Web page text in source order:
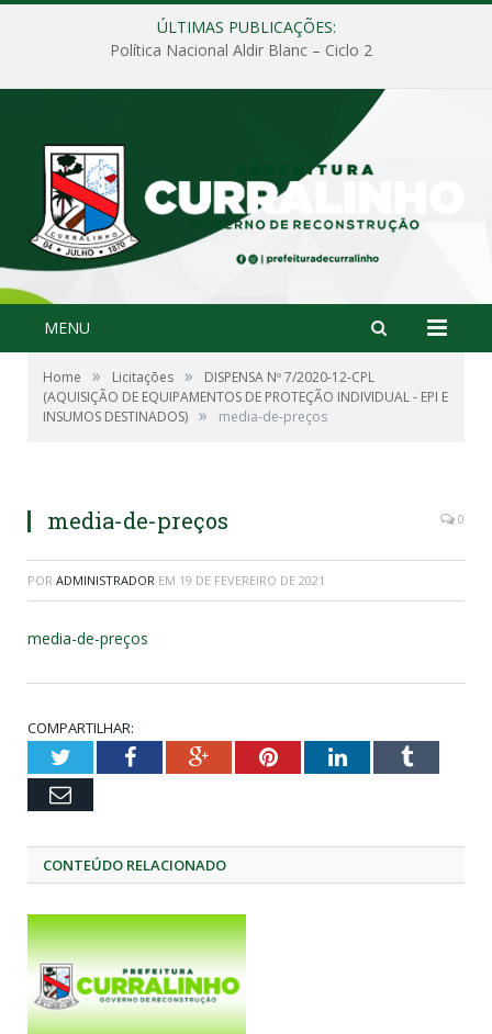
ÚLTIMAS PUBLICAÇÕES:
Política Nacional Aldir Blanc – Ciclo 2
MENU
Home » Licitações »
DISPENSA Nº 7/2020-12-CPL
(AQUISIÇÃO DE EQUIPAMENTOS DE PROTEÇÃO INDIVIDUAL - EPI E
INSUMOS DESTINADOS) » media-de-preços
media-de-preços 0
POR ADMINISTRADOR EM 19 DE FEVEREIRO DE 2021
media-de-preços
COMPARTILHAR:
TwitterFacebookGoogle+PinterestLinkedInTumblr
Email
CONTEÚDO RELACIONADO